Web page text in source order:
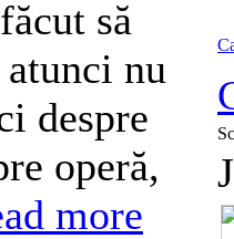
să
atunci nu
despre
operă,
more